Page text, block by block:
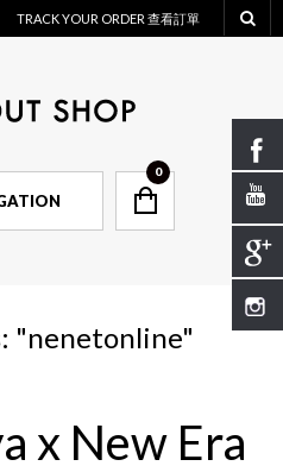
TRACK YOUR ORDER 查看訂單
0
"nenetonline"
x New Era